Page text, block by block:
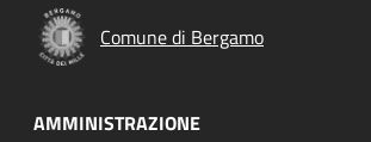
Comune di Bergamo
AMMINISTRAZIONE